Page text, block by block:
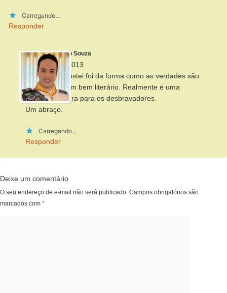
Carregando...
Responder
Alberto Souza
9 de abril de 2013
O que mais gostei foi da forma como as verdades são
escritas em tom bem literário. Realmente é uma
excelente leitura para os desbravadores.
Um abraço.
Carregando...
Responder
Deixe um comentário
O seu endereço de e-mail não será publicado. Campos obrigatórios são
marcados com *